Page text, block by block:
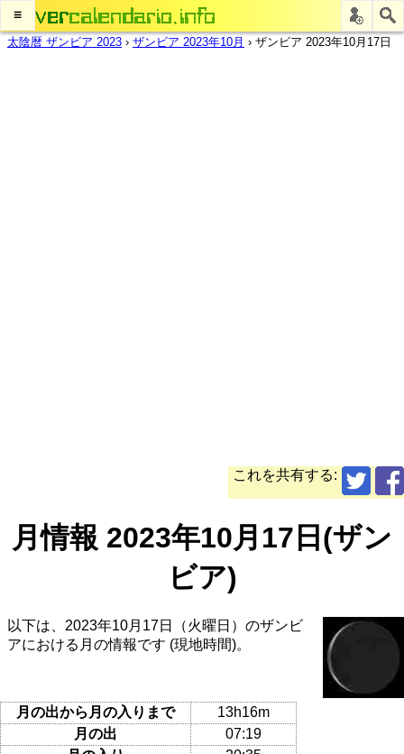
≡
太陰暦 ザンビア 2023 › ザンビア 2023年10月 › ザンビア 2023年10月17日
これを共有する:
月情報 2023年10月17日(ザン
ビア)
以下は、2023年10月17日（火曜日）のザンビ
アにおける月の情報です (現地時間)。
月の出から月の入りまで
13h16m
月の出
07:19